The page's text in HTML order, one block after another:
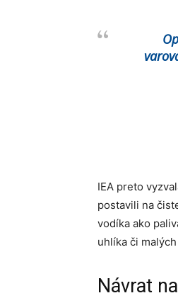
IEA preto
postavili na
vodíka ako
uhlíka či
Návrat